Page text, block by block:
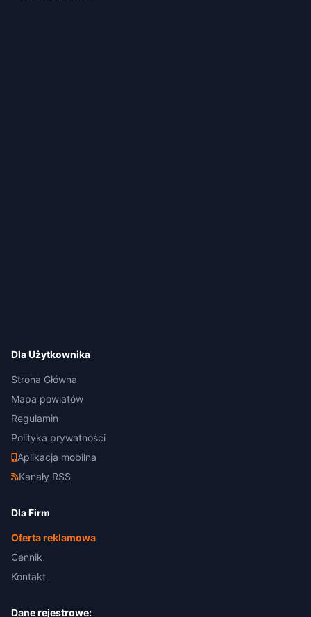
Dla Użytkownika
Strona Główna
Mapa powiatów
Regulamin
Polityka prywatności
Aplikacja mobilna
Kanały RSS
Dla Firm
Oferta reklamowa
Cennik
Kontakt
Dane rejestrowe: